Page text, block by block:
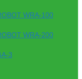
WRA-100
WRA-200
3